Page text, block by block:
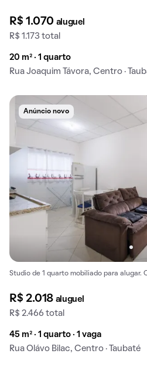
R$ 1.070 aluguel
R$ 1.173 total
20 m² · 1 quarto
Rua Joaquim Távora, Centro ·
Anúncio novo
Studio de 1 quarto mobiliado para alugar.
R$ 2.018 aluguel
R$ 2.466 total
45 m² · 1 quarto · 1 vaga
Rua Olávo Bilac, Centro · Taubaté